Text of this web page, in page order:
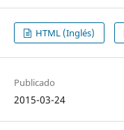
HTML (Inglés)
Publicado
2015-03-24